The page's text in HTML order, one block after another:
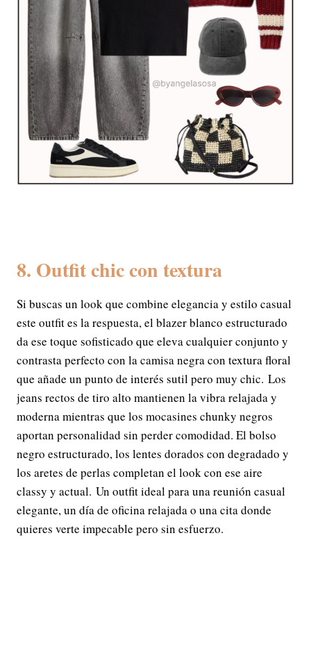
8. Outfit chic con textura
Si buscas un look que combine elegancia y estilo casual
este outfit es la respuesta, el blazer blanco estructurado
da ese toque sofisticado que eleva cualquier conjunto y
contrasta perfecto con la camisa negra con textura floral
que añade un punto de interés sutil pero muy chic. Los
jeans rectos de tiro alto mantienen la vibra relajada y
moderna mientras que los mocasines chunky negros
aportan personalidad sin perder comodidad. El bolso
negro estructurado, los lentes dorados con degradado y
los aretes de perlas completan el look con ese aire
classy y actual. Un outfit ideal para una reunión casual
elegante, un día de oficina relajada o una cita donde
quieres verte impecable pero sin esfuerzo.